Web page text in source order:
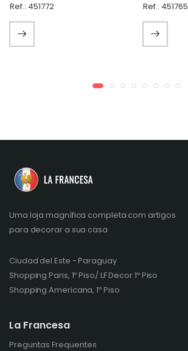
Ref.: 451772 Ref.: 451765
Uma loja magnífica completa com artigos
para decorar a sua casa
Ciudad del Este - Paraguay
Shopping Paris, 1º Piso/ LF Decor 1º Piso
Shopping Americana, 1º Piso
La Francesa
Preguntas Frequentes